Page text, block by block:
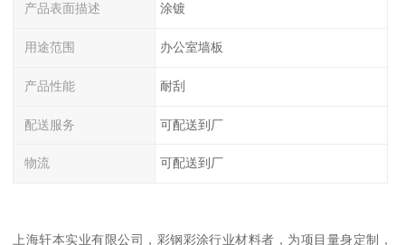
产品表面描述 涂镀
用途范围 办公室墙板
产品性能 耐刮
配送服务 可配送到厂
物流 可配送到厂
上海轩本实业有限公司，彩钢彩涂行业材料者，为项目量身定制，